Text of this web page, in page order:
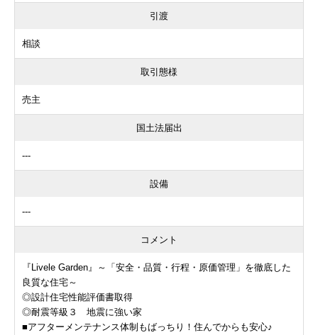
引渡
相談
取引態様
売主
国土法届出
---
設備
---
コメント
『Livele Garden』～「安全・品質・行程・原価管理」を徹底した
良質な住宅～
◎設計住宅性能評価書取得
◎耐震等級３ 地震に強い家
■アフターメンテナンス体制もばっちり！住んでからも安心♪